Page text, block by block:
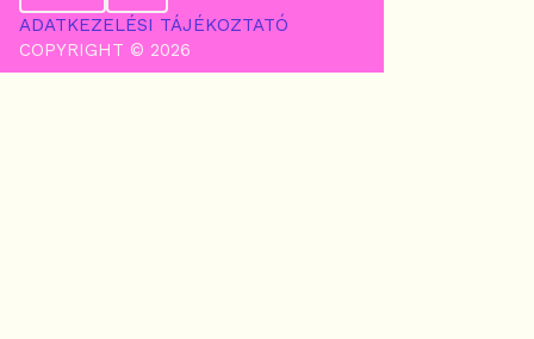
ADATKEZELÉSI TÁJÉKOZTATÓ
COPYRIGHT © 2026